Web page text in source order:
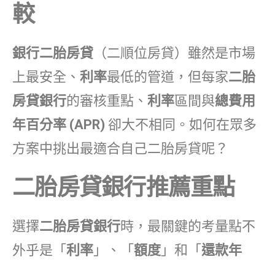
較
銀行二胎房貸 （二順位房貸）雖然是市場
上最安全、 利率最低的管道，但每家二胎
房貸銀行的審核重點、 利率區間與總費用
年百分率 (APR) 卻大不相同。如何在眾多
方案中挑出最適合自己二胎房貸呢？
二胎房貸銀行推薦重點
選擇二胎房貸銀行時，最關鍵的考量點不
外乎是「 利率 」、「 額度 」和「 還款年